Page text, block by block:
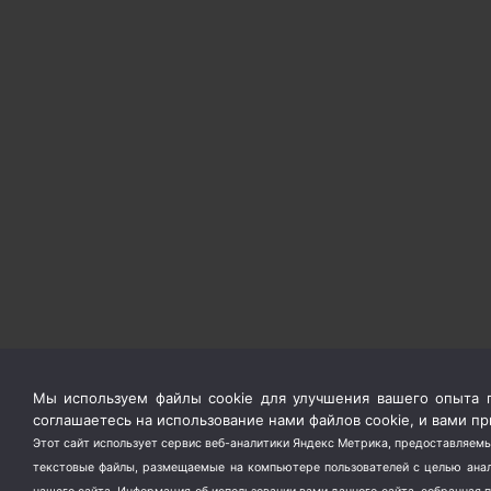
Мы используем файлы cookie для улучшения вашего опыта
соглашаетесь на использование нами файлов cookie, и вами
Этот сайт использует сервис веб-аналитики Яндекс Метрика,
текстовые файлы, размещаемые на компьютере пользователей с целью